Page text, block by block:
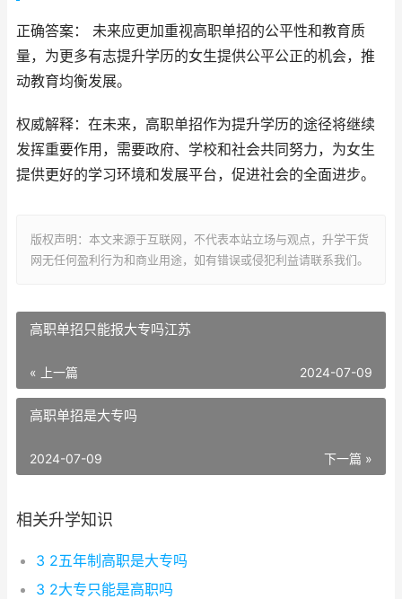
正确答案： 未来应更加重视高职单招的公平性和教育质
量，为更多有志提升学历的女生提供公平公正的机会，推
动教育均衡发展。
权威解释：在未来，高职单招作为提升学历的途径将继续
发挥重要作用，需要政府、学校和社会共同努力，为女生
提供更好的学习环境和发展平台，促进社会的全面进步。
版权声明：本文来源于互联网，不代表本站立场与观点，升学干货
网无任何盈利行为和商业用途，如有错误或侵犯利益请联系我们。
高职单招只能报大专吗江苏
« 上一篇 2024-07-09
高职单招是大专吗
下一篇 »
2024-07-09
相关升学知识
3 2五年制高职是大专吗
3 2大专只能是高职吗